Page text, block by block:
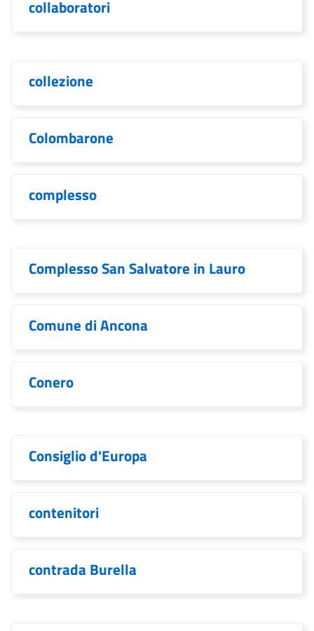
collaboratori
collezione
Colombarone
complesso
Complesso San Salvatore in Lauro
Comune di Ancona
Conero
Consiglio d'Europa
contenitori
contrada Burella